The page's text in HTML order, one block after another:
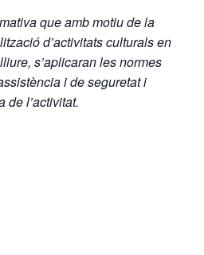
que amb motiu de la
d’activitats culturals en
s’aplicaran les normes
i de seguretat i
de l’activitat.